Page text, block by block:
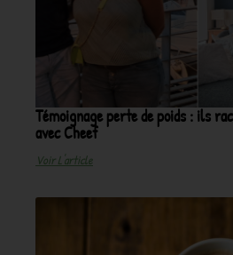
Témoignage perte de poids : ils
avec Cheef
Voir L'article